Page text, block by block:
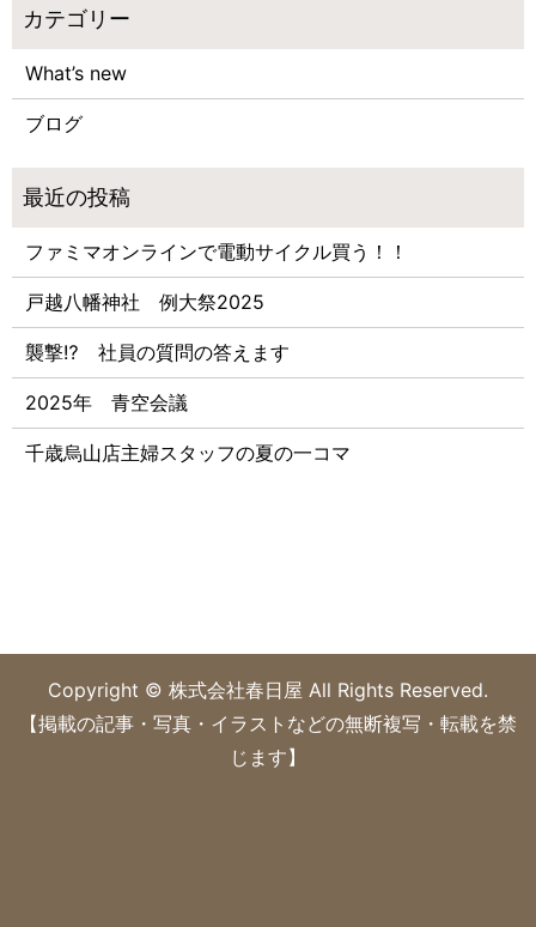
What’s new
ブログ
ファミマオンラインで電動サイクル買う！！
戸越八幡神社 例大祭2025
襲撃⁉ 社員の質問の答えます
2025年 青空会議
千歳烏山店主婦スタッフの夏の一コマ
Copyright © 株式会社春日屋 All Rights Reserved.
【掲載の記事・写真・イラストなどの無断複写・転載を禁
じます】